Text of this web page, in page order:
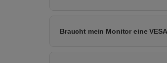
Braucht mein Monitor eine